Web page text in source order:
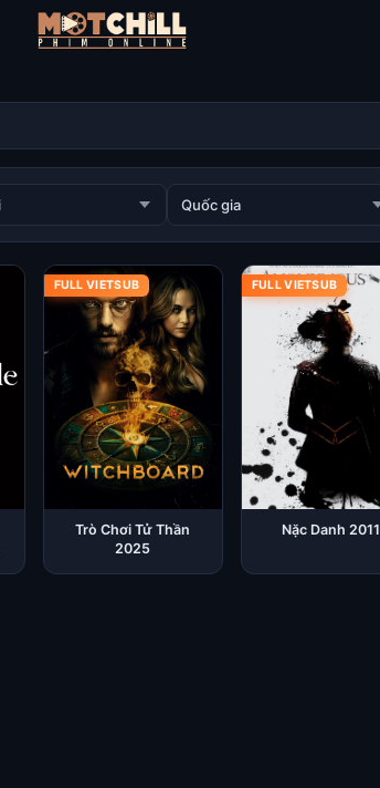
FULL VIETSUB
Trò Chơi Tử Thần
2025
FULL VIETSUB
Nặc Danh 2011